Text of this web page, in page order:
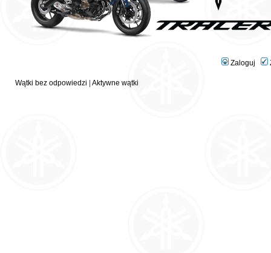
Zaloguj
Wątki bez odpowiedzi Aktywne wątki